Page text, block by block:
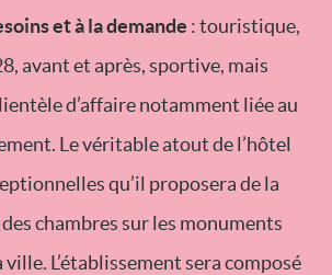
et à la demande : touristique,
avant et après, sportive, mais
d’affaire notamment liée au
Le véritable atout de l’hôtel
qu’il proposera de la
chambres sur les monuments
L’établissement sera composé